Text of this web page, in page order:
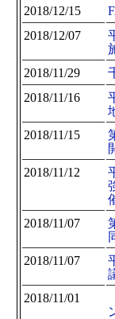
2018/12/15
2018/12/07
2018/11/29
2018/11/16
2018/11/15
2018/11/12
2018/11/07
2018/11/07
2018/11/01